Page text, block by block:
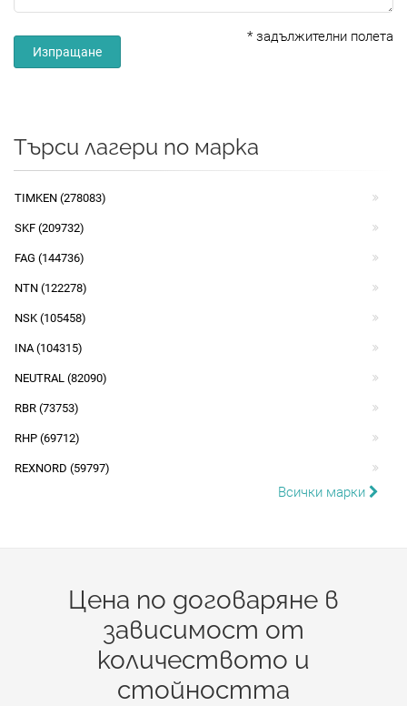
* задължителни полета
Изпращане
Търси лагери по марка
TIMKEN (278083)
SKF (209732)
FAG (144736)
NTN (122278)
NSK (105458)
INA (104315)
NEUTRAL (82090)
RBR (73753)
RHP (69712)
REXNORD (59797)
Всички марки
Цена по договаряне в
зависимост от
количеството и
стойността